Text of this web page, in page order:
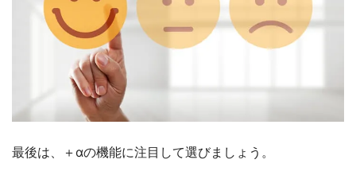
最後は、＋αの機能に注目して選びましょう。